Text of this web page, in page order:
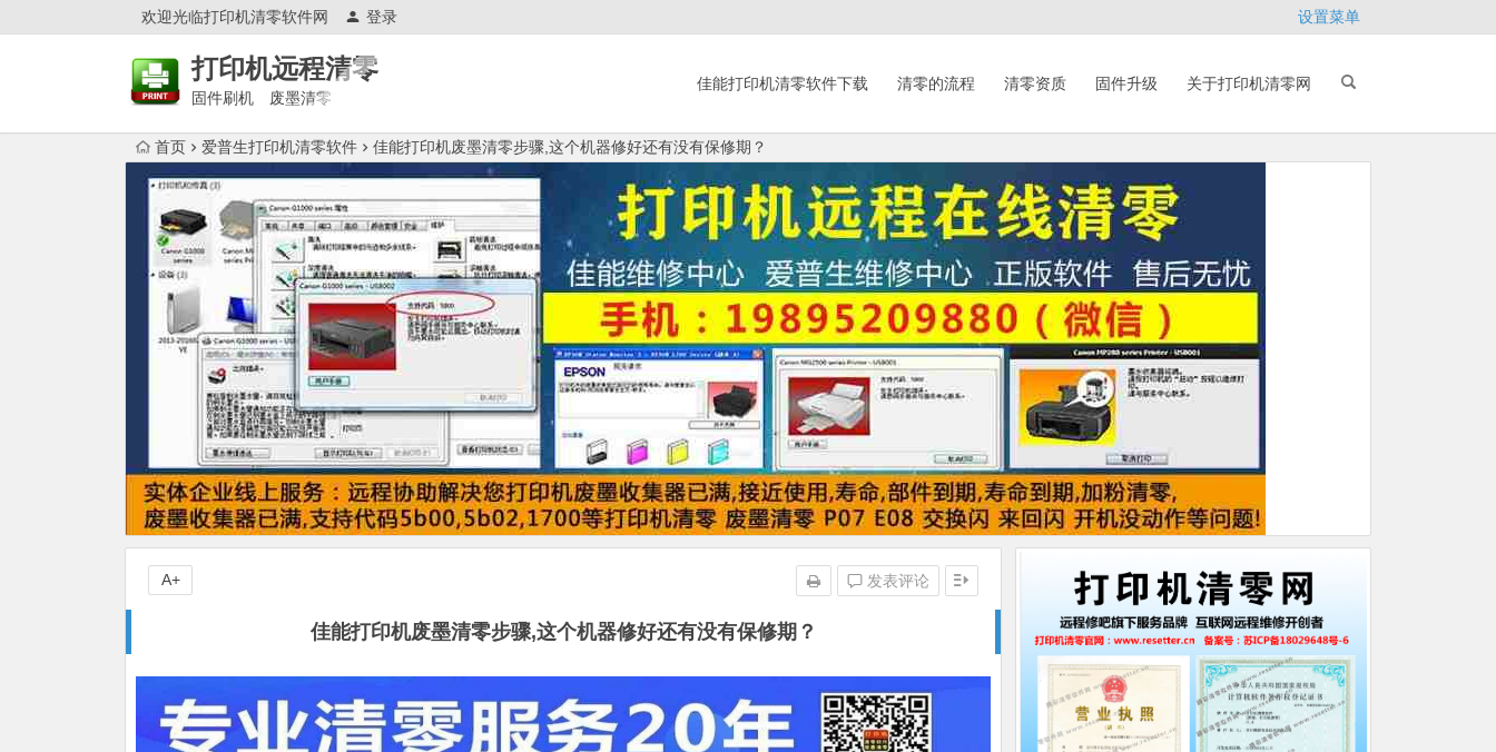
欢迎光临打印机清零软件网 登录 设置菜单
打印机远程清零
固件刷机 废墨清零
佳能打印机清零软件下载 清零的流程 清零资质 固件升级 关于打印机清零网
首页 爱普生打印机清零软件 佳能打印机废墨清零步骤,这个机器修好还有没有保修期？
佳能打印机废墨清零步骤,这个机器修好还有没有保修期？
发表评论
A+